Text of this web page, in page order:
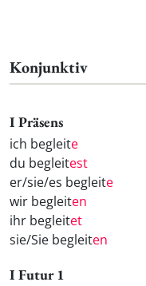
Konjunktiv
I Präsens
ich begleite
du begleitest
er/sie/es begleite
wir begleiten
ihr begleitet
sie/Sie begleiten
I Futur 1